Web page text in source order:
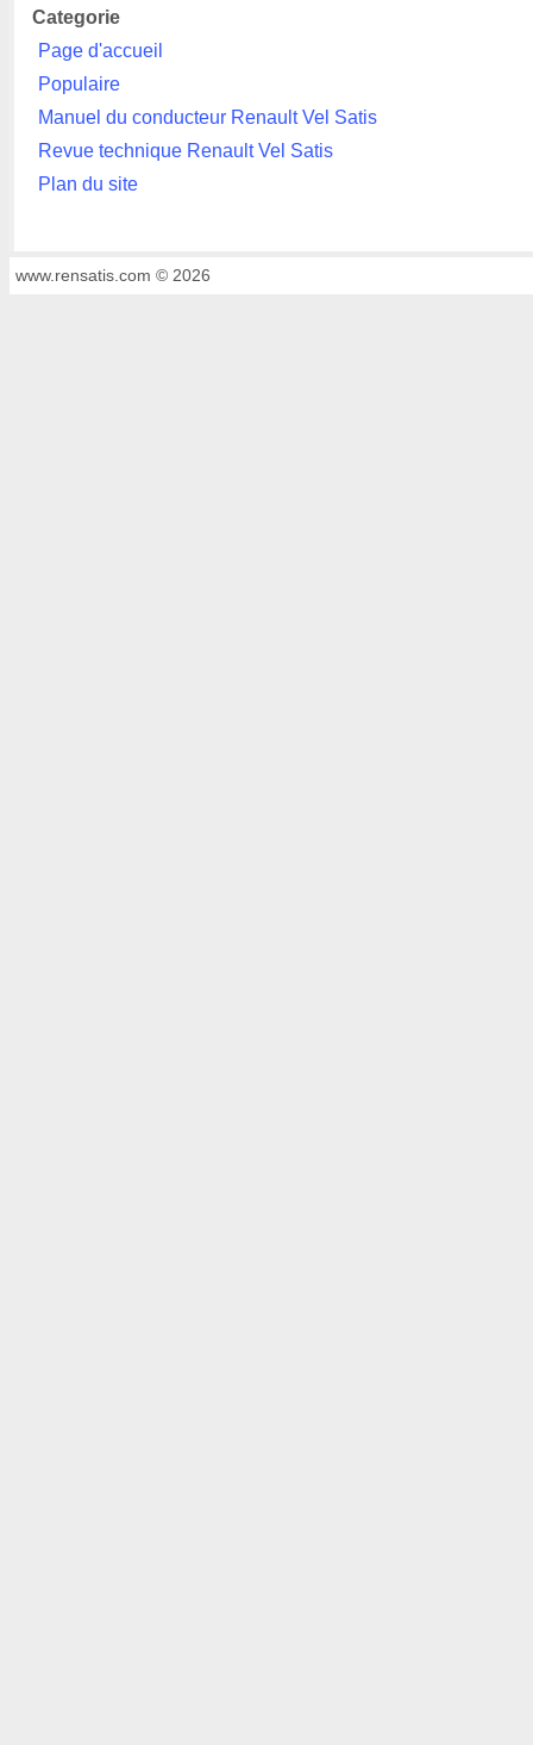
Categorie
Page d'accueil
Populaire
Manuel du conducteur Renault Vel Satis
Revue technique Renault Vel Satis
Plan du site
www.rensatis.com © 2026